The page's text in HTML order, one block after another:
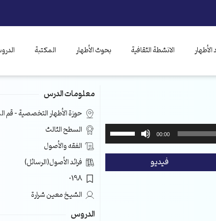
الانشطة الثقافية بحوث الأطهار المكتبة
00:00
استخدم
الأسهم
فيديو
معلومات الدرس
حوزة الأطهار التخصصية – قم
السطح الثالث
الفقه والأصول
فرائد الأصول(الرسائل)
0198
الشيخ معين شرارة
الدروس